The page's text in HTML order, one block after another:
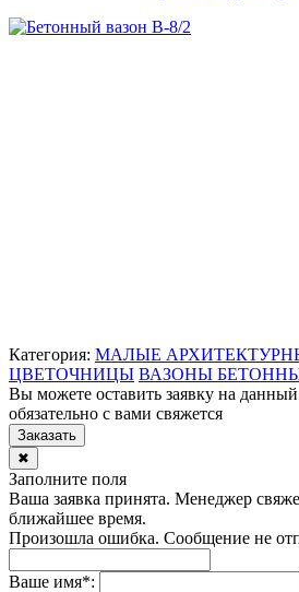
Категория: МАЛЫЕ
ЦВЕТОЧНИЦЫ ВАЗОНЫ
Вы можете оставить заявку на
обязательно с вами свяжется
Заказать
✖
Заполните поля
Ваша заявка принята. Менеджер
ближайшее время.
Произошла ошибка. Сообщение не
Ваше имя*: